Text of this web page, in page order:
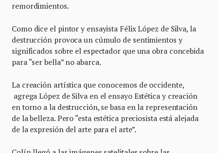
remordimientos.
Como dice el pintor y ensayista Félix López de Silva, la
destrucción provoca un cúmulo de sentimientos y
significados sobre el espectador que una obra concebida
para “ser bella” no abarca.
La creación artística que conocemos de occidente,
agrega López de Silva en el ensayo Estética y creación
en torno a la destrucción, se basa en la representación
de la belleza. Pero “esta estética preciosista está alejada
de la expresión del arte para el arte”.